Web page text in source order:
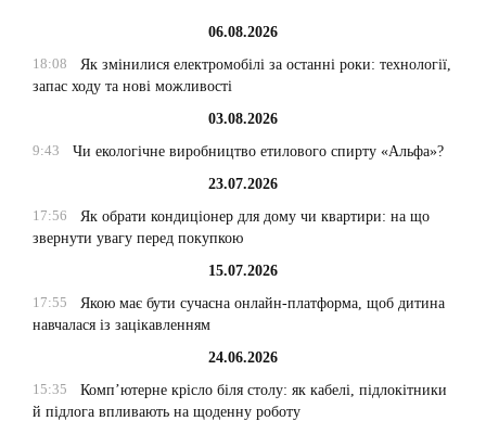
06.08.2026
18:08
Як змінилися електромобілі за останні роки: технології,
запас ходу та нові можливості
03.08.2026
9:43
Чи екологічне виробництво етилового спирту «Альфа»?
23.07.2026
17:56
Як обрати кондиціонер для дому чи квартири: на що
звернути увагу перед покупкою
15.07.2026
17:55
Якою має бути сучасна онлайн-платформа, щоб дитина
навчалася із зацікавленням
24.06.2026
15:35
Комп’ютерне крісло біля столу: як кабелі, підлокітники
й підлога впливають на щоденну роботу